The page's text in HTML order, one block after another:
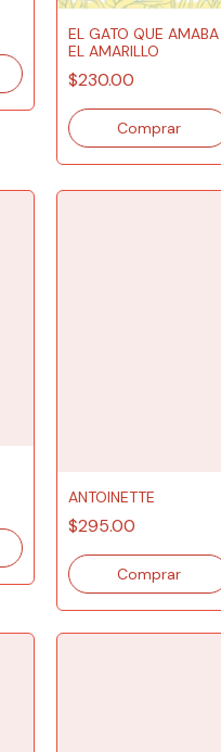
EL GATO QUE AMABA
EL AMARILLO
$230.00
ANTOINETTE
$295.00